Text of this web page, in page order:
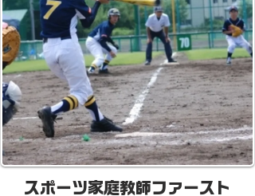
スポーツ家庭教師ファースト